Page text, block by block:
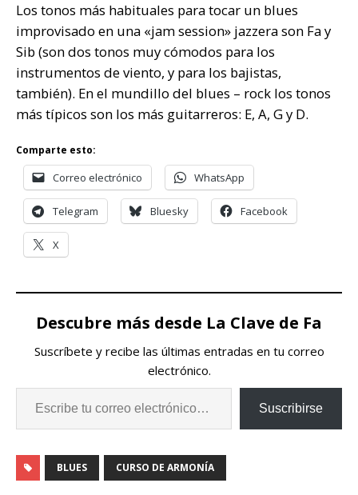
Los tonos más habituales para tocar un blues
improvisado en una «jam session» jazzera son Fa y
Sib (son dos tonos muy cómodos para los
instrumentos de viento, y para los bajistas,
también). En el mundillo del blues – rock los tonos
más típicos son los más guitarreros: E, A, G y D.
Comparte esto:
Correo electrónico WhatsApp
Telegram Bluesky Facebook
X
Descubre más desde La Clave de Fa
Suscríbete y recibe las últimas entradas en tu correo
electrónico.
Suscribirse
BLUES CURSO DE ARMONÍA